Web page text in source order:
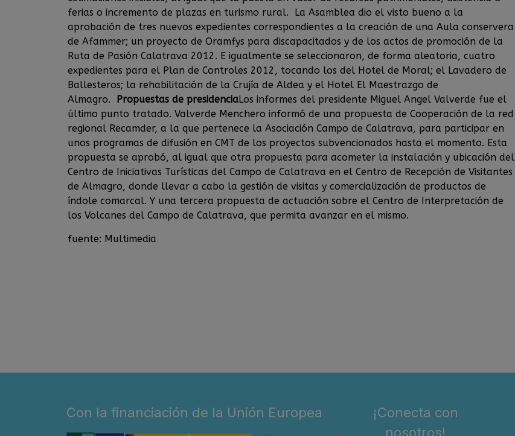
ferias o incremento de plazas en turismo rural. La Asamblea dio el visto bueno a la
aprobación de tres nuevos expedientes correspondientes a la creación de una Aula conservera
de Afammer; un proyecto de Oramfys para discapacitados y de los actos de promoción de la
Ruta de Pasión Calatrava 2012. E igualmente se seleccionaron, de forma aleatoria, cuatro
expedientes para el Plan de Controles 2012, tocando los del Hotel de Moral; el Lavadero de
Ballesteros; la rehabilitación de la Crujía de Aldea y el Hotel El Maestrazgo de
Almagro.
Propuestas de presidenciaLos informes del presidente Miguel Angel Valverde fue el
último punto tratado. Valverde Menchero informó de una propuesta de Cooperación de la red
regional Recamder, a la que pertenece la Asociación Campo de Calatrava, para participar en
unos programas de difusión en CMT de los proyectos subvencionados hasta el momento. Esta
propuesta se aprobó, al igual que otra propuesta para acometer la instalación y ubicación del
Centro de Iniciativas Turísticas del Campo de Calatrava en el Centro de Recepción de Visitantes
de Almagro, donde llevar a cabo la gestión de visitas y comercialización de productos de
índole comarcal. Y una tercera propuesta de actuación sobre el Centro de Interpretación de
los Volcanes del Campo de Calatrava, que permita avanzar en el mismo.
fuente: Multimedia
Con la financiación de la Unión Europea
¡Conecta con
nosotros!